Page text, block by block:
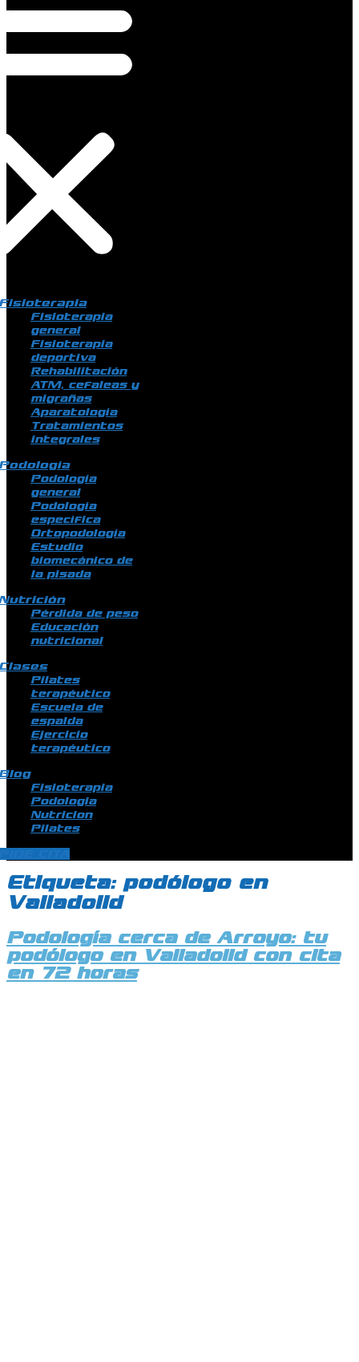
Fisioterapia
general
Fisioterapia
deportiva
Rehabilitación
ATM, cefaleas y
migrañas
Aparatología
Tratamientos
integrales
Podología
general
Podología
específica
Ortopodología
Estudio
biomecánico de
la pisada
Pérdida de peso
Educación
nutricional
Pilates
terapéutico
Escuela de
espalda
Ejercicio
terapéutico
Fisioterapia
Podologia
Nutricion
Pilates
Etiqueta: podólogo en
Valladolid
Podología cerca de Arroyo: tu
podólogo en Valladolid con cita
en 72 horas